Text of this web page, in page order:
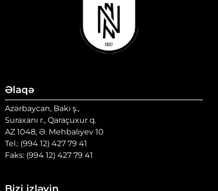
Əlaqə
Azərbaycan, Bakı ş.,
Suraxanı r., Qaraçuxur q.
AZ 1048, Ə. Mehbalıyev 10
Tel.: (994 12) 427 79 41
Faks: (994 12) 427 79 41
Bizi izləyin